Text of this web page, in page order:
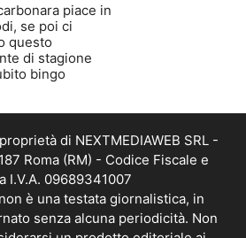
piace in
se poi ci
questo
di stagione
bingo
di NEXTMEDIAWEB SRL -
Roma (RM) - Codice Fiscale e
I.V.A. 09689341007
è una testata giornalistica, in
senza alcuna periodicità. Non